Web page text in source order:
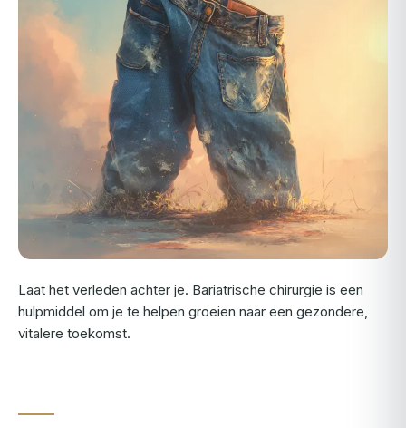
Laat het verleden achter je. Bariatrische chirurgie is een
hulpmiddel om je te helpen groeien naar een gezondere,
vitalere toekomst.